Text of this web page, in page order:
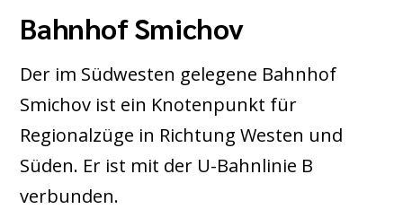
Bahnhof Smichov
Der im Südwesten gelegene Bahnhof
Smichov ist ein Knotenpunkt für
Regionalzüge in Richtung Westen und
Süden. Er ist mit der U-Bahnlinie B
verbunden.